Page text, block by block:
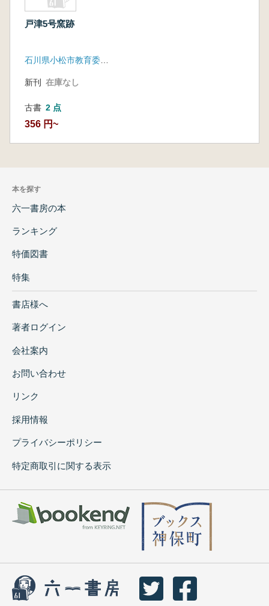
戸津5号窯跡
新刊 在庫なし
古書 2 点
356 円~
本を探す
六一書房の本
ランキング
特価図書
特集
書店様へ
著者ログイン
会社案内
お問い合わせ
リンク
採用情報
プライバシーポリシー
特定商取引に関する表示